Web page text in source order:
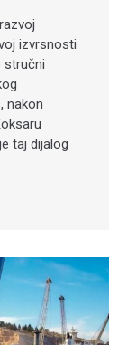
izvrsnosti
stručni
nakon
taj dijalog